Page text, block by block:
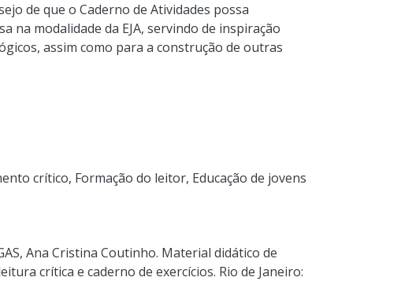
de que o Caderno de Atividades possa
modalidade da EJA, servindo de inspiração
assim como para a construção de outras
crítico, Formação do leitor, Educação de jovens
Ana Cristina Coutinho. Material didático de
crítica e caderno de exercícios. Rio de Janeiro: